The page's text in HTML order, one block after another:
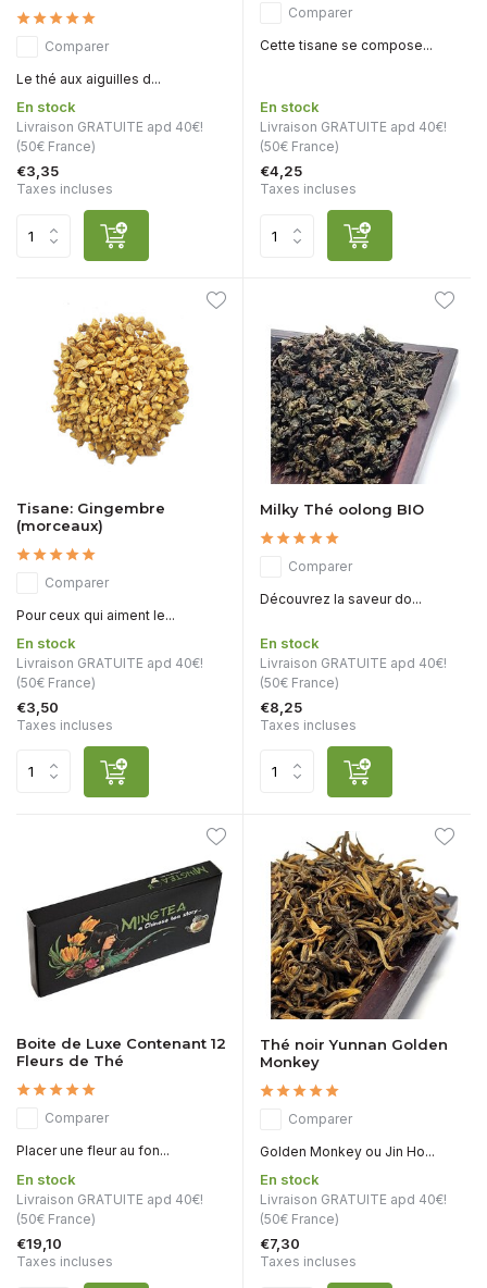
Comparer
Le thé aux aiguilles d...
En stock
Livraison GRATUITE apd 40€!
(50€ France)
€3,35
Taxes incluses
Comparer
Cette tisane se compose...
En stock
Livraison GRATUITE apd 40€!
(50€ France)
€4,25
Taxes incluses
Tisane: Gingembre
(morceaux)
Comparer
Pour ceux qui aiment le...
En stock
Livraison GRATUITE apd 40€!
(50€ France)
€3,50
Taxes incluses
Milky Thé oolong BIO
Comparer
Découvrez la saveur do...
En stock
Livraison GRATUITE apd 40€!
(50€ France)
€8,25
Taxes incluses
Boite de Luxe Contenant 12
Fleurs de Thé
Comparer
Placer une fleur au fon...
En stock
Livraison GRATUITE apd 40€!
(50€ France)
€19,10
Taxes incluses
Thé noir Yunnan Golden
Monkey
Comparer
Golden Monkey ou Jin Ho...
En stock
Livraison GRATUITE apd 40€!
(50€ France)
€7,30
Taxes incluses